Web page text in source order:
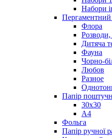
Набори
Пергаментний
Флора
Розводи,
Дитяча
Фауна
Чорно-
Любов
Разное
Папір
30х30
А4
Фольга
Папір ручної